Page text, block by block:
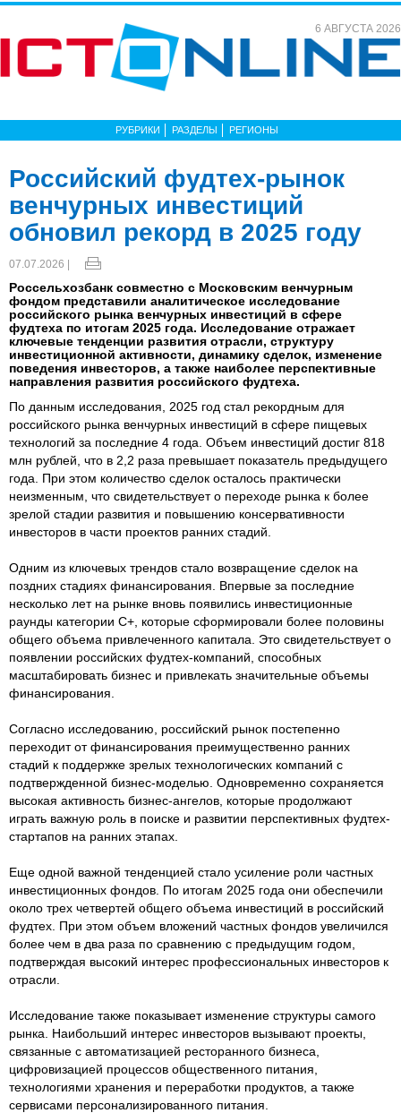
6 АВГУСТА 2026
РУБРИКИ РАЗДЕЛЫ РЕГИОНЫ
Российский фудтех-рынок
венчурных инвестиций
обновил рекорд в 2025 году
07.07.2026 |
Россельхозбанк совместно с Московским венчурным
фондом представили аналитическое исследование
российского рынка венчурных инвестиций в сфере
фудтеха по итогам 2025 года. Исследование отражает
ключевые тенденции развития отрасли, структуру
инвестиционной активности, динамику сделок, изменение
поведения инвесторов, а также наиболее перспективные
направления развития российского фудтеха.
По данным исследования, 2025 год стал рекордным для
российского рынка венчурных инвестиций в сфере пищевых
технологий за последние 4 года. Объем инвестиций достиг 818
млн рублей, что в 2,2 раза превышает показатель предыдущего
года. При этом количество сделок осталось практически
неизменным, что свидетельствует о переходе рынка к более
зрелой стадии развития и повышению консервативности
инвесторов в части проектов ранних стадий.
Одним из ключевых трендов стало возвращение сделок на
поздних стадиях финансирования. Впервые за последние
несколько лет на рынке вновь появились инвестиционные
раунды категории C+, которые сформировали более половины
общего объема привлеченного капитала. Это свидетельствует о
появлении российских фудтех-компаний, способных
масштабировать бизнес и привлекать значительные объемы
финансирования.
Согласно исследованию, российский рынок постепенно
переходит от финансирования преимущественно ранних
стадий к поддержке зрелых технологических компаний с
подтвержденной бизнес-моделью. Одновременно сохраняется
высокая активность бизнес-ангелов, которые продолжают
играть важную роль в поиске и развитии перспективных фудтех-
стартапов на ранних этапах.
Еще одной важной тенденцией стало усиление роли частных
инвестиционных фондов. По итогам 2025 года они обеспечили
около трех четвертей общего объема инвестиций в российский
фудтех. При этом объем вложений частных фондов увеличился
более чем в два раза по сравнению с предыдущим годом,
подтверждая высокий интерес профессиональных инвесторов к
отрасли.
Исследование также показывает изменение структуры самого
рынка. Наибольший интерес инвесторов вызывают проекты,
связанные с автоматизацией ресторанного бизнеса,
цифровизацией процессов общественного питания,
технологиями хранения и переработки продуктов, а также
сервисами персонализированного питания.